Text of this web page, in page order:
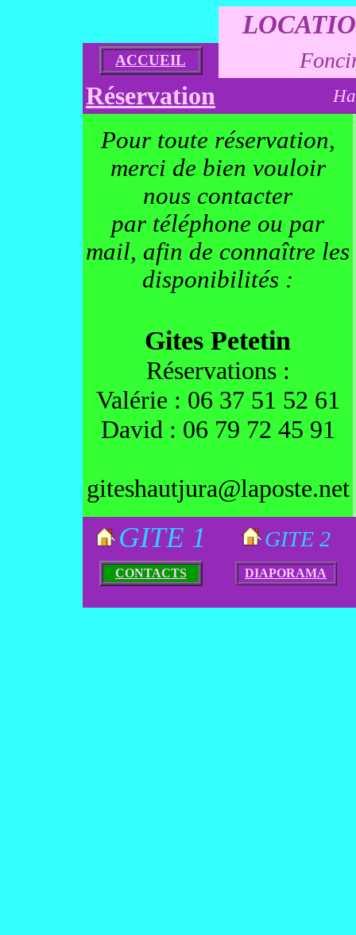
ACCUEIL
Réservation
Pour toute réservation,
merci de bien vouloir
nous contacter
par téléphone ou par
mail, afin de connaître les
disponibilités :
Gites Petetin
Réservations :
Valérie : 06 37 51 52 61
David : 06 79 72 45 91
giteshautjura@laposte.net
GITE 1 GITE 2
CONTACTS DIAPORAMA